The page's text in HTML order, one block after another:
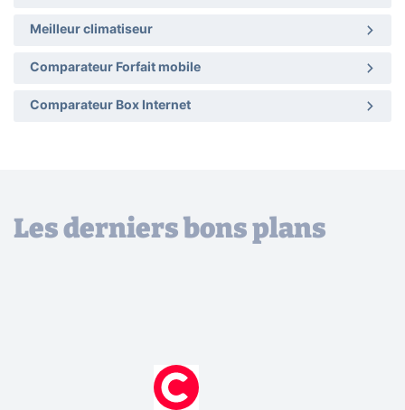
Meilleur climatiseur
Comparateur Forfait mobile
Comparateur Box Internet
Les derniers bons plans